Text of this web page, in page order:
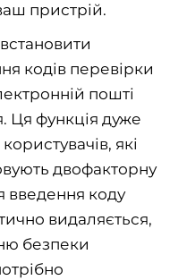
пристрій.
кодів перевірки
пошті
Ця функція дуже
які
двофакторну
введення коду
видаляється,
безпеки